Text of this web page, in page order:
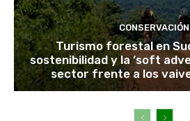
CONSERVACIÓN
Turismo forestal en
sostenibilidad y la ‘soft
sector frente a los